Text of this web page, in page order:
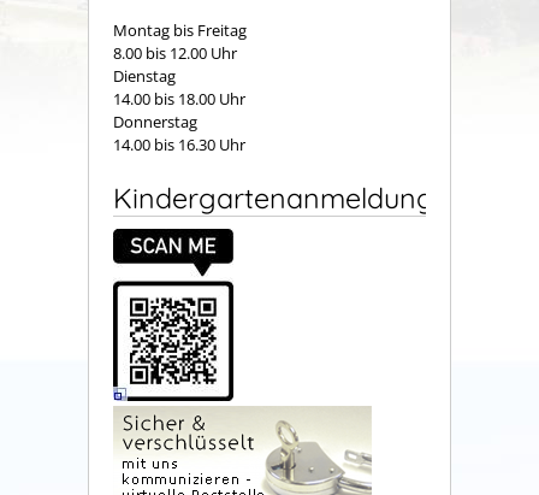
Montag bis Freitag
8.00 bis 12.00 Uhr
Dienstag
14.00 bis 18.00 Uhr
Donnerstag
14.00 bis 16.30 Uhr
Kindergartenanmeldung